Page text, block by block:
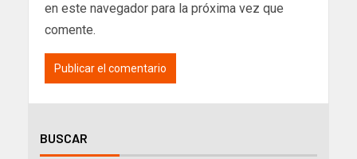
en este navegador para la próxima vez que
comente.
BUSCAR